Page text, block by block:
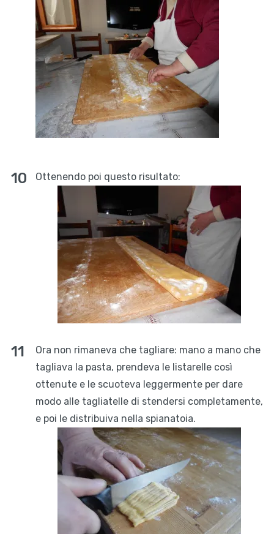
Ottenendo poi questo risultato:
Ora non rimaneva che tagliare: mano a mano che
tagliava la pasta, prendeva le listarelle così
ottenute e le scuoteva leggermente per dare
modo alle tagliatelle di stendersi completamente,
e poi le distribuiva nella spianatoia.